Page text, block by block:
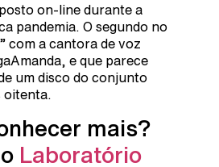
on-line durante a
pandemia. O segundo no
com a cantora de voz
e que parece
um disco do conjunto
oitenta.
mais?
Laboratório